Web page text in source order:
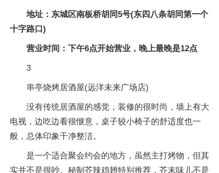
地址：东城区南板桥胡同5号(东四八条胡同第一个
十字路口)
营业时间：下午6点开始营业，晚上最晚是12点
3
串亭烧烤居酒屋(远洋未来广场店)
没有传统居酒屋的感觉，装修的很时尚，墙上有大
电视，边吃边看很惬意，桌子较小椅子的舒适度也一
般，总体印象干净整洁。
是一个适合聚会约会的地方，虽然主打烤物，但其
实并不是很吵。秘制芥辣鸡翅特别推荐，芥末味儿不是